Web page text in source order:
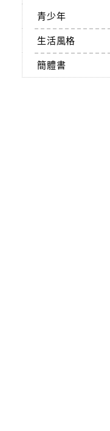
青少年
生活風格
簡體書